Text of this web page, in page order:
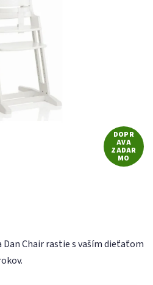
Chair rastie s vaším dieťaťom
DOPR
AVA
ZADAR
MO